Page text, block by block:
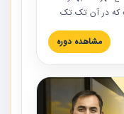
که در آن تک تک
شده است. این
تصاویر عملیات
پروژه مهندسی
شده و به تمام
هستند حتما
مشاهده دوره